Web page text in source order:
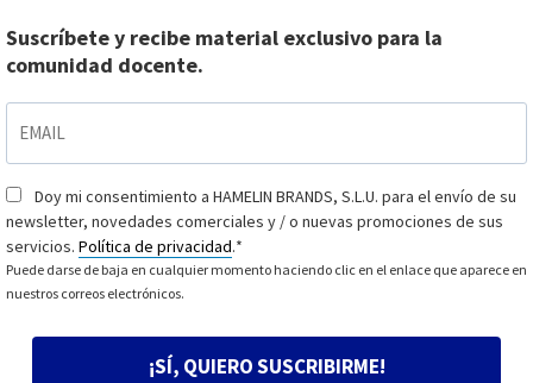
Suscríbete y recibe material exclusivo para la
comunidad docente.
Consentimiento*
Doy mi consentimiento a HAMELIN BRANDS, S.L.U. para el envío de su
newsletter, novedades comerciales y / o nuevas promociones de sus
servicios. Política de privacidad.*
Puede darse de baja en cualquier momento haciendo clic en el enlace que aparece en
nuestros correos electrónicos.